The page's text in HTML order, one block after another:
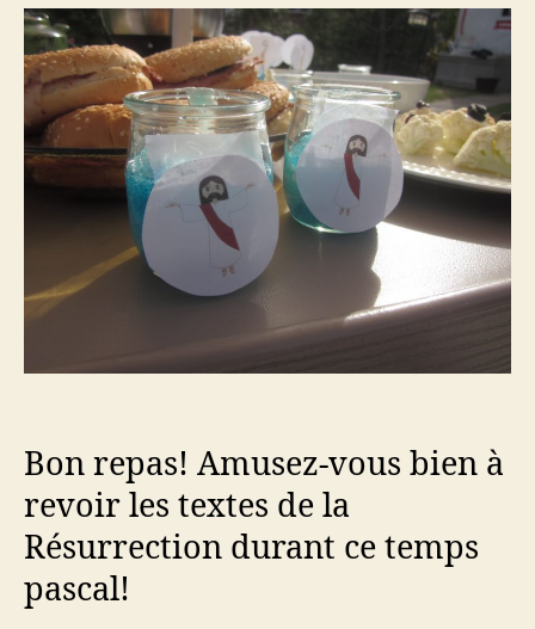
Bon repas! Amusez-vous bien à
revoir les textes de la
Résurrection durant ce temps
pascal!